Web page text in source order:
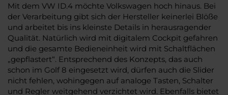
Mit dem VW ID.4 möchte Volkswagen hoch hinaus. Bei
der Verarbeitung gibt sich der Hersteller keinerlei Blöße
und arbeitet bis ins kleinste Details in herausragender
Qualität. Natürlich wird mit digitalem Cockpit gefahren
und die gesamte Bedieneinheit wird mit Schaltflächen
„gepflastert“. Entsprechend des Konzepts, das auch
schon im Golf 8 eingesetzt wird, dürfen auch die Slider
nicht fehlen, wohingegen auf analoge Tasten, Schalter
und Regler weitgehend verzichtet wird. Ebenfalls bietet